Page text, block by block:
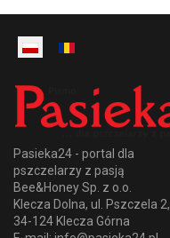
Pasieka24 - portal dla
pszczelarzy z pasją
Bee&Honey Sp. z o.o.
Klecza Dolna, ul. Pszczela 2,
34-124 Klecza Górna